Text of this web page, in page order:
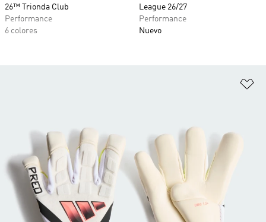
26™ Trionda Club
Performance
6 colores
League 26/27
Performance
Nuevo